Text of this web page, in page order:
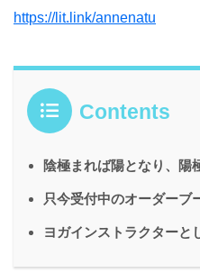
https://lit.link/annenatu
Contents
陰極まれば陽となり、陽
只今受付中のオーダーブ
ヨガインストラクターと